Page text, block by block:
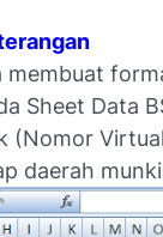
membuat
Sheet Data
(Nomor
daerah